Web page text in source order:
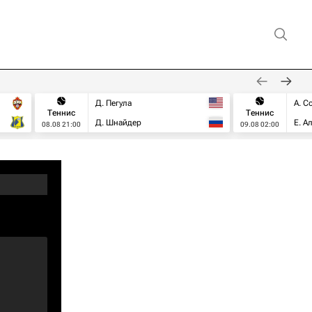
Теннис
08.08 21:00
Д. Пегула
Д. Шнайдер
Теннис
09.08 02:00
А.
Е.